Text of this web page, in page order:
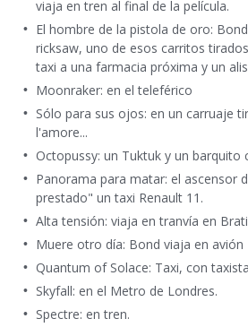
viaja en tren al final de la película.
El hombre de la pistola de oro:
ricksaw, uno de esos carritos
taxi a una farmacia próxima y un
Moonraker: en el teleférico
Sólo para sus ojos: en un carruaje
l'amore...
Octopussy: un Tuktuk y un barquito
Panorama para matar: el ascensor
prestado" un taxi Renault 11.
Alta tensión: viaja en tranvía en
Muere otro día: Bond viaja en avión
Quantum of Solace: Taxi, con
Skyfall: en el Metro de Londres.
Spectre: en tren.